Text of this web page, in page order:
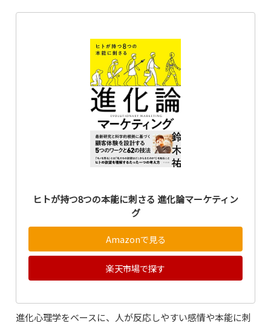
ヒトが持つ8つの本能に刺さる 進化論マーケティン
グ
Amazonで見る
楽天市場で探す
進化心理学をベースに、人が反応しやすい感情や本能に刺